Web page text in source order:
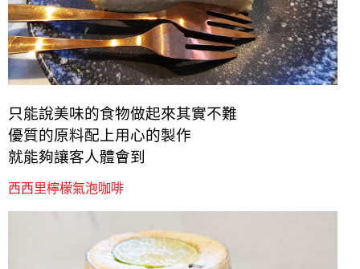
只能說美味的食物做起來其實不難
優質的原料配上用心的製作
就能夠讓客人體會到
西西里檸檬氣泡咖啡